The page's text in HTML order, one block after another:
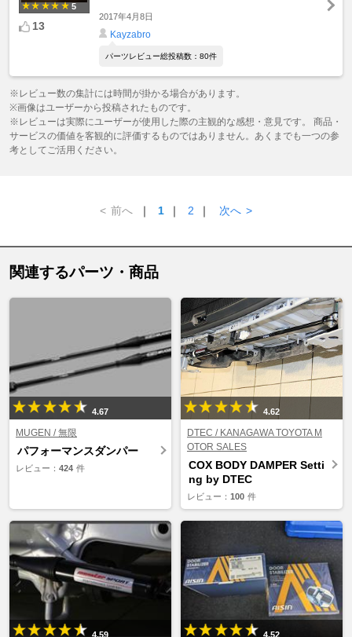
5
13
2017年4月8日
Kayzabro
パーツレビュー総投稿数：80件
※レビュー数の集計には時間が掛かる場合があります。
※画像はユーザーから投稿されたものです。
※レビューは実際にユーザーが使用した際の主観的な感想・意見です。 商品・
サービスの価値を客観的に評価するものではありません。あくまでも一つの参
考としてご活用ください。
< 前へ ｜ 1 ｜ 2 ｜ 次へ >
関連するパーツ・商品
4.67
MUGEN / 無限
パフォーマンスダンパー
レビュー： 424 件
4.62
DTEC / KANAGAWA TOYOTA M
OTOR SALES
COX BODY DAMPER Setti
ng by DTEC
レビュー： 100 件
4.59 4.52